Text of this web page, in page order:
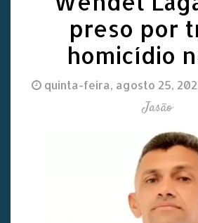
preso por
homicídio
quinta-feira, agosto 25,
Jasão